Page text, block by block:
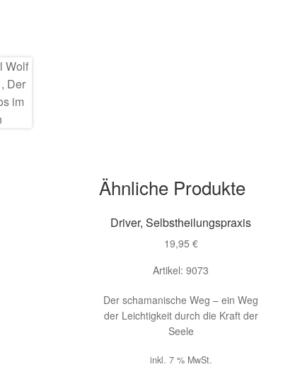
Ähnliche Produkte
Driver, Selbstheilungspraxis
19,95 €
Artikel: 9073
Der schamanische Weg – ein Weg
der Leichtigkeit durch die Kraft der
Seele
inkl. 7 % MwSt.